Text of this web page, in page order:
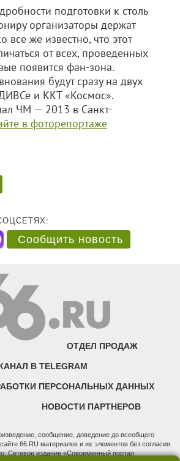
подготовки к столь
организаторы держат
все же известно, что этот
от всех, проведенных
появится фан-зона.
будут сразу на двух
и ККТ «Космос».
ЧМ — 2013 в Санкт-
в фоторепортаже
Сообщить новость
ОТДЕЛ ПРОДАЖ
В TELEGRAM
ПЕРСОНАЛЬНЫХ ДАННЫХ
НОВОСТИ ПАРТНЕРОВ
сообщение, доведение до всеобщего
66.RU материалов и их элементов без согласия
Сетевое издание «Современный портал